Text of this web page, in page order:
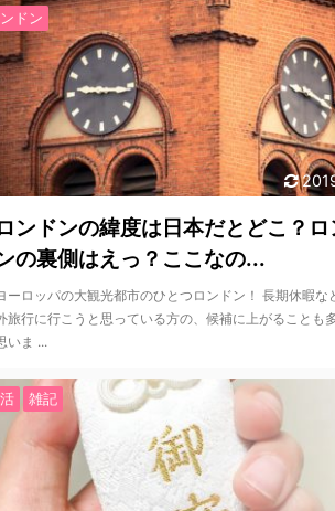
ドン
ンドンの緯度は日本だとどこ？ロ
の裏側はえっ？ここなの...
ーロッパの大観光都市のひとつロンドン！ 長期休暇な
旅行に行こうと思っている方の、候補に上がることも
いま ...
雑記